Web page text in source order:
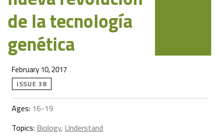
de la tecnología
genética
February 10, 2017
ISSUE 38
Ages: 16-19
Topics: Biology, Understand